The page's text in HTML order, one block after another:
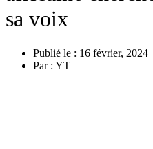
sa voix
Publié le : 16 février, 2024
Par : YT